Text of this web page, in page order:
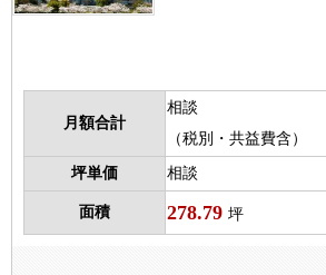
月額合計
相談
（税別・共益費含）
坪単価 相談
面積 278.79 坪